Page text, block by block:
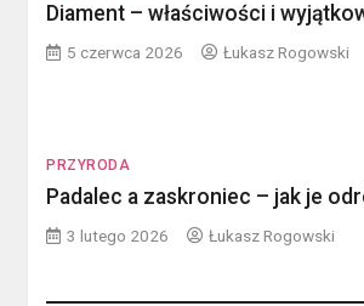
Diament – właściwości i
5 czerwca 2026 Łukasz Rogowski
PRZYRODA
Padalec a zaskroniec – jak je
3 lutego 2026 Łukasz Rogowski